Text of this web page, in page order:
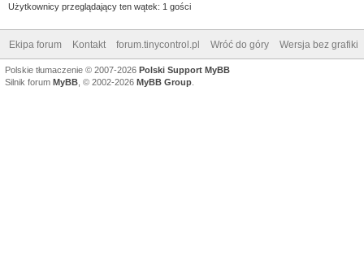
Użytkownicy przeglądający ten wątek: 1 gości
Ekipa forum Kontakt forum.tinycontrol.pl Wróć do góry Wersja bez grafiki
Polskie tłumaczenie © 2007-2026 Polski Support MyBB
Silnik forum MyBB , © 2002-2026 MyBB Group